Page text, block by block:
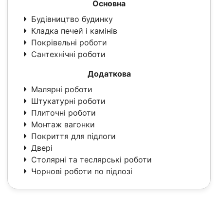
Основна
Будівництво будинку
Кладка печей і камінів
Покрівельні роботи
Сантехнічні роботи
Додаткова
Малярні роботи
Штукатурні роботи
Плиточні роботи
Монтаж вагонки
Покриття для підлоги
Двері
Столярні та теслярські роботи
Чорнові роботи по підлозі